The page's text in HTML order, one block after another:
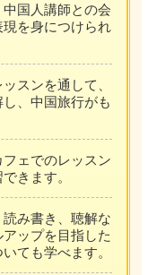
中国人講師との会
を身につけられ
ッスンを通して、
、中国旅行がも
フェでのレッスン
きます。
み書き、聴解な
ップを目指した
ても学べます。